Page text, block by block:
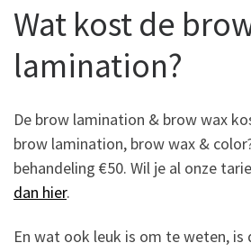
Wat kost de
lamination?
De brow lamination & brow wax
brow lamination, brow wax &
behandeling €50. Wil je al onze
dan hier.
En wat ook leuk is om te weten, is